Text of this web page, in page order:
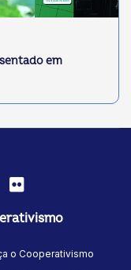
em
o Cooperativismo